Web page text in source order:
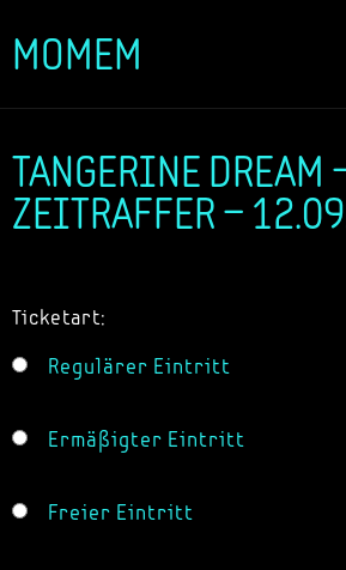
Zum
MOMEM
TANGERINE DREAM
ZEITRAFFER –
Ticketart:
Regulärer Eintritt
Ermäßigter Eintritt
Freier Eintritt